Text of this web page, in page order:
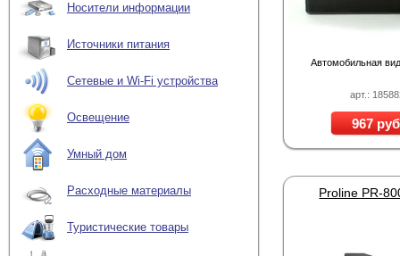
Носители информации
Источники питания
Сетевые и Wi-Fi устройства
Освещение
Умный дом
Расходные материалы
Туристические товары
арт.:
Автомобильная
967
Proline PR-